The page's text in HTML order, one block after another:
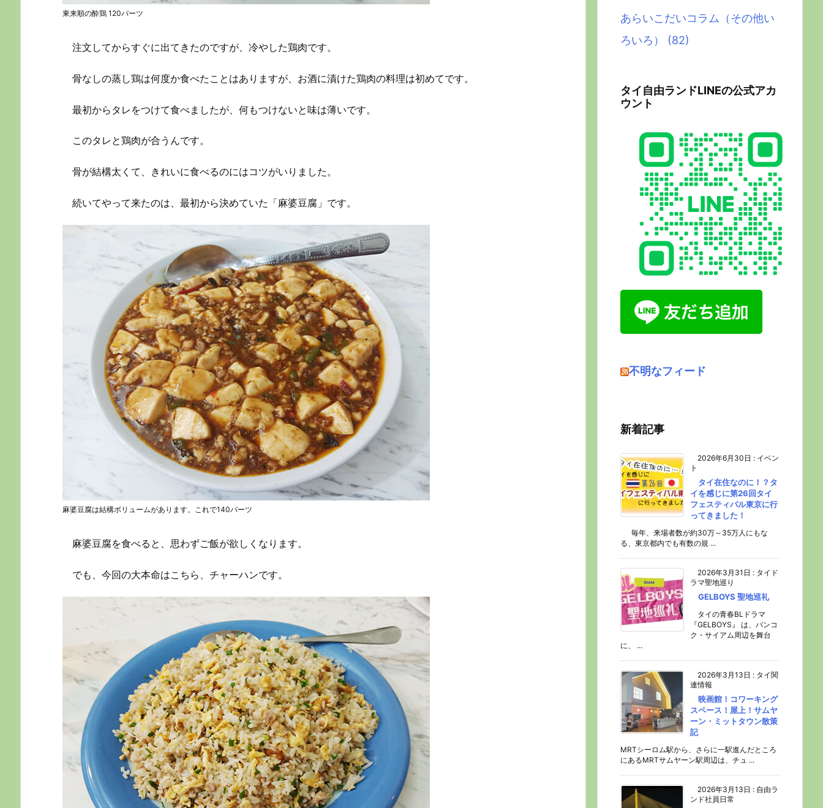
東来順の酔鶏 120バーツ
注文してからすぐに出てきたのですが、冷やした鶏肉です。
骨なしの蒸し鶏は何度か食べたことはありますが、お酒に漬けた鶏肉の料理は初めてです。
最初からタレをつけて食べましたが、何もつけないと味は薄いです。
このタレと鶏肉が合うんです。
骨が結構太くて、きれいに食べるのにはコツがいりました。
続いてやって来たのは、最初から決めていた「麻婆豆腐」です。
麻婆豆腐は結構ボリュームがあります。これで140バーツ
麻婆豆腐を食べると、思わずご飯が欲しくなります。
でも、今回の大本命はこちら、チャーハンです。
あらいこだいコラム（その他い
ろいろ） (82)
タイ自由ランドLINEの公式アカ
ウント
不明なフィード
新着記事
2026年6月30日 : イベン
ト
タイ在住なのに！？タ
イを感じに第26回タイ
フェスティバル東京に行
ってきました！
毎年、来場者数が約30万～35万人にもな
る、東京都内でも有数の規 ...
2026年3月31日 : タイド
ラマ聖地巡り
GELBOYS 聖地巡礼
タイの青春BLドラマ
『GELBOYS』 は、バンコ
ク・サイアム周辺を舞台
に、 ...
2026年3月13日 : タイ関
連情報
映画館！コワーキング
スペース！屋上！サムヤ
ーン・ミットタウン散策
記
MRTシーロム駅から、さらに一駅進んだところ
にあるMRTサムヤーン駅周辺は、チュ ...
2026年3月13日 : 自由ラ
ンド社員日常